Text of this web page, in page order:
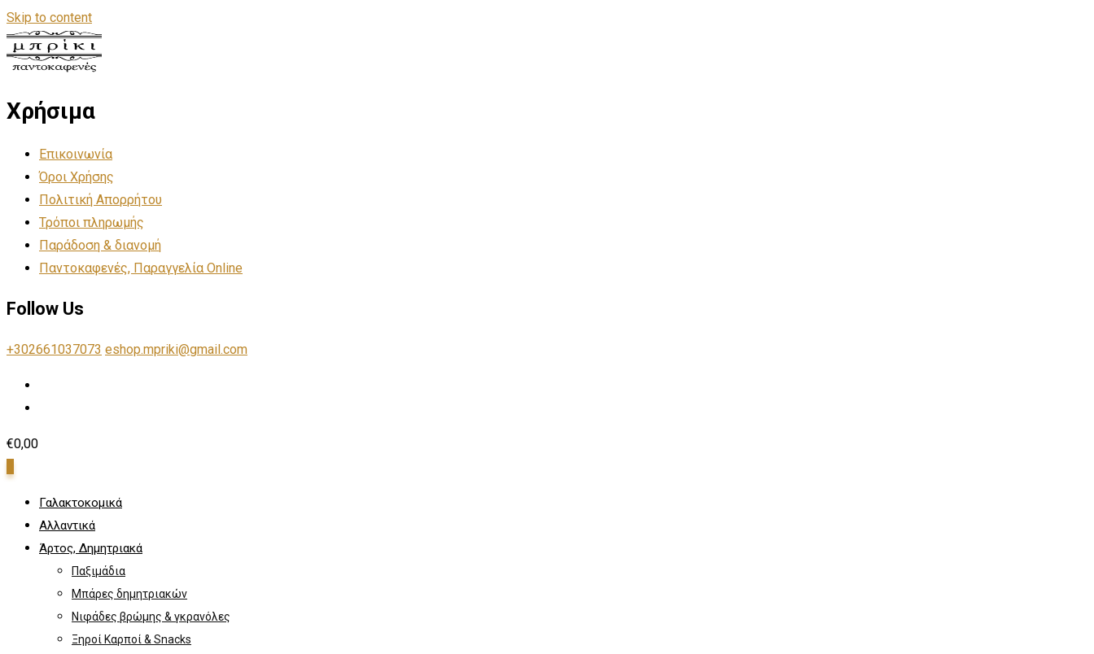
Skip to content
Χρήσιμα
Επικοινωνία
Όροι Χρήσης
Πολιτική Απορρήτου
Τρόποι πληρωμής
Παράδοση & διανομή
Παντοκαφενές, Παραγγελία Online
Follow Us
+302661037073 eshop.mpriki@gmail.com
€0,00
Γαλακτοκομικά
Αλλαντικά
Άρτος, Δημητριακά
Παξιμάδια
Μπάρες δημητριακών
Νιφάδες βρώμης & γκρανόλες
Ξηροί Καρποί & Snacks